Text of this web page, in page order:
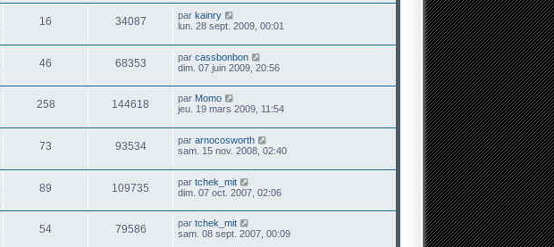
16 34087 par kainry
lun. 28 sept. 2009, 00:01
46 68353 par cassbonbon
dim. 07 juin 2009, 20:56
258 144618 par Momo
jeu. 19 mars 2009, 11:54
73 93534 par arnocosworth
sam. 15 nov. 2008, 02:40
89 109735 par tchek_mit
dim. 07 oct. 2007, 02:06
54 79586 par tchek_mit
sam. 08 sept. 2007, 00:09